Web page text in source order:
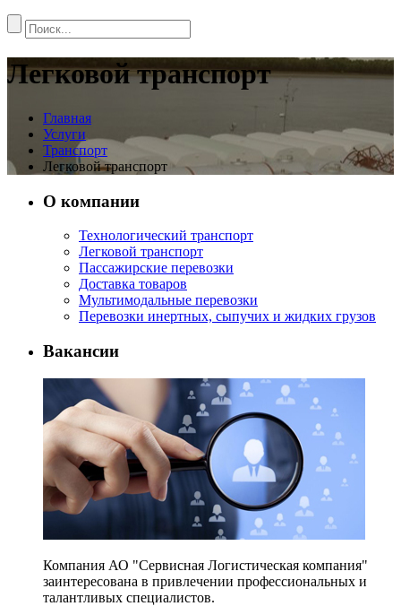
Легковой транспорт
Главная
Услуги
Транспорт
Легковой транспорт
О компании
Технологический транспорт
Легковой транспорт
Пассажирские перевозки
Доставка товаров
Мультимодальные перевозки
Перевозки инертных, сыпучих и жидких грузов
Вакансии
Компания АО "Сервисная Логистическая компания"
заинтересована в привлечении профессиональных и
талантливых специалистов.